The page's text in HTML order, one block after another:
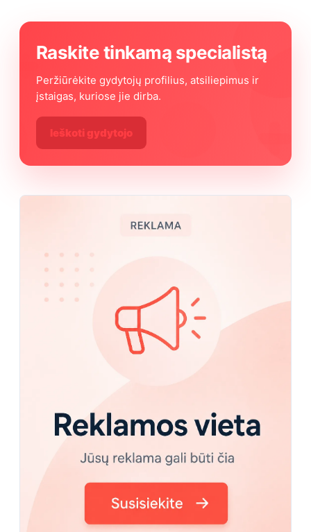
Raskite tinkamą specialistą
Peržiūrėkite gydytojų profilius, atsiliepimus ir
įstaigas, kuriose jie dirba.
Ieškoti gydytojo